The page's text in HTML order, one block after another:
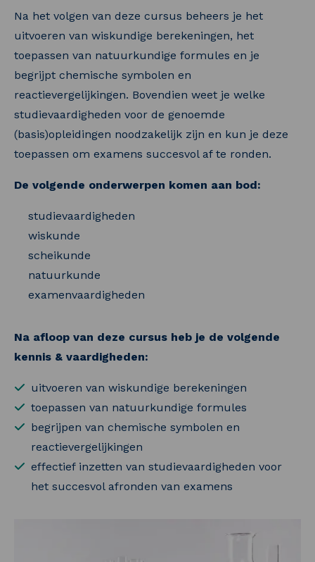
Na het volgen van deze cursus beheers je het
uitvoeren van wiskundige berekeningen, het
toepassen van natuurkundige formules en je
begrijpt chemische symbolen en
reactievergelijkingen. Bovendien weet je welke
studievaardigheden voor de genoemde
(basis)opleidingen noodzakelijk zijn en kun je deze
toepassen om examens succesvol af te ronden.
De volgende onderwerpen komen aan bod:
studievaardigheden
wiskunde
scheikunde
natuurkunde
examenvaardigheden
Na afloop van deze cursus heb je de volgende
kennis & vaardigheden:
uitvoeren van wiskundige berekeningen
toepassen van natuurkundige formules
begrijpen van chemische symbolen en
reactievergelijkingen
effectief inzetten van studievaardigheden voor
het succesvol afronden van examens